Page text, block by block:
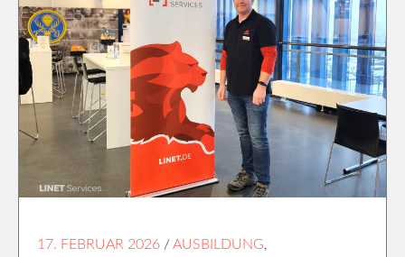
17. FEBRUAR 2026 /AUSBILDUNG,